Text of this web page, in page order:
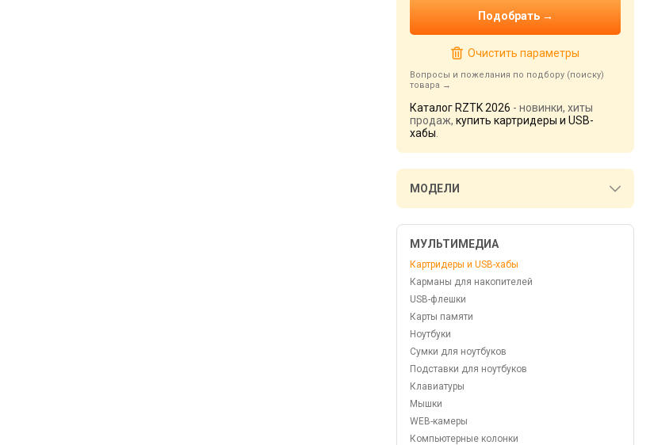
Очистить параметры
Вопросы и пожелания по подбору (поиску)
товара
Каталог RZTK 2026 - новинки, хиты
продаж, купить картридеры и USB-
хабы
МОДЕЛИ
МУЛЬТИМЕДИА
Картридеры и USB-хабы
Карманы для накопителей
USB-флешки
Карты памяти
Ноутбуки
Сумки для ноутбуков
Подставки для ноутбуков
Клавиатуры
Мышки
WEB-камеры
Компьютерные колонки